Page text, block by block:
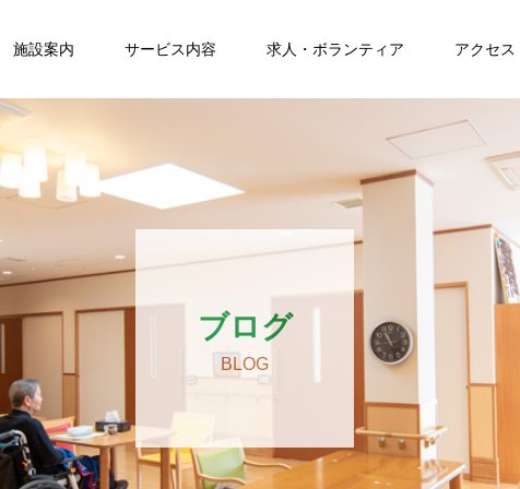
施設案内 サービス内容 求人・ボランティア アクセス
ブログ
BLOG